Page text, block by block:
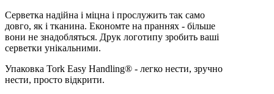
Серветка надійна і міцна і прослужить так само
довго, як і тканина. Економте на праннях - більше
вони не знадобляться. Друк логотипу зробить ваші
серветки унікальними.
Упаковка Tork Easy Handling® - легко нести, зручно
нести, просто відкрити.